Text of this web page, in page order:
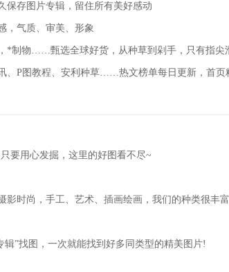
保存图片专辑，留住所有美好感动
，气质、审美、形象
*制物……甄选全球好货，从种草到剁手，只有指尖
、P图教程、安利种草……热文榜单每日更新，首页
要用心发掘，这里的好图看不尽~
影时尚，手工、艺术、插画绘画，我们的种类很丰
”找图，一次就能找到好多同类型的精美图片!